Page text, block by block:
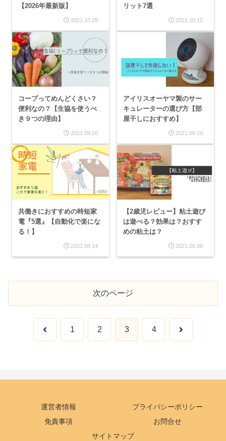
【2026年最新版】
2021.10.29
リット7選
2021.10.12
コープってめんどくさい？
便利なの？【生協を使うべ
き９つの理由】
2021.09.20
アイリスオーヤマ製のサー
キュレーターの選び方【部
屋干しにおすすめ】
2021.09.10
共働きにおすすめの時短家
電『5選』【自動化で楽にな
る！】
2021.08.14
【2歳児レビュー】粘土遊び
は遊べる？効果は？おすす
めの粘土は？
2021.08.08
次のページ
前 1 2 3 4 次
運営者情報
プライバシーポリシー
免責事項
お問合せ
サイトマップ